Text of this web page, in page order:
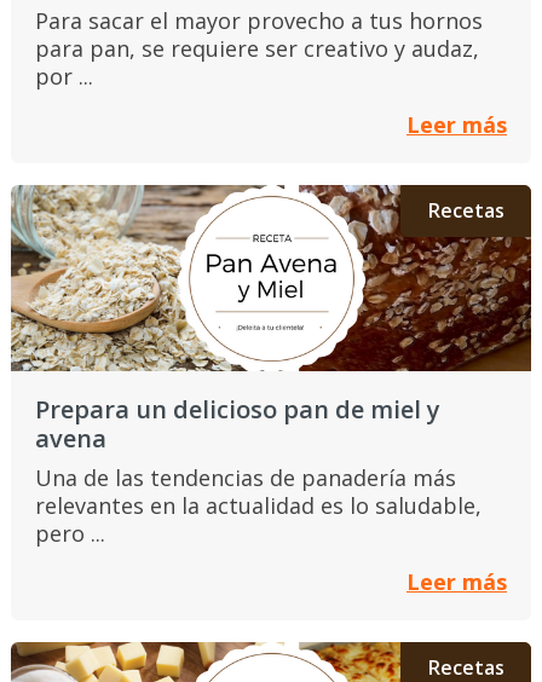
Para sacar el mayor provecho a tus hornos
para pan, se requiere ser creativo y audaz,
por ...
Leer más
Recetas
Prepara un delicioso pan de miel y
avena
Una de las tendencias de panadería más
relevantes en la actualidad es lo saludable,
pero ...
Leer más
Recetas